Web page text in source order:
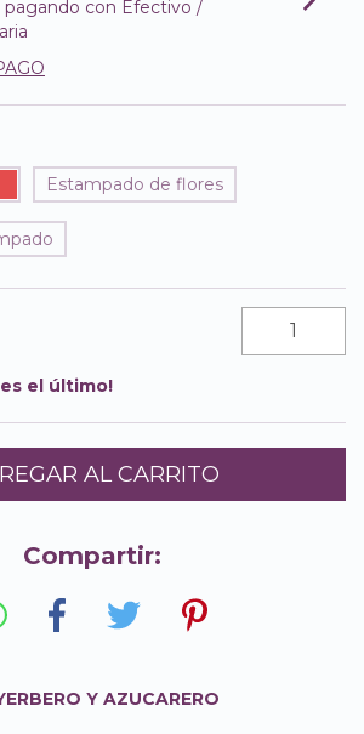
pagando con Efectivo /
Estampado de flores
el último!
Compartir:
Y AZUCARERO